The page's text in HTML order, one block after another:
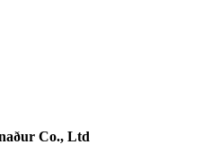
Co., Ltd